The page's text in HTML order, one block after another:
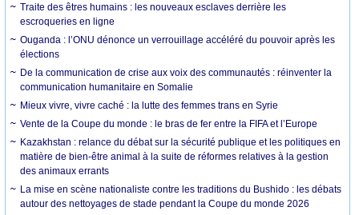
Traite des êtres humains : les nouveaux esclaves derrière les
escroqueries en ligne
Ouganda : l’ONU dénonce un verrouillage accéléré du pouvoir après les
élections
De la communication de crise aux voix des communautés : réinventer la
communication humanitaire en Somalie
Mieux vivre, vivre caché : la lutte des femmes trans en Syrie
Vente de la Coupe du monde : le bras de fer entre la FIFA et l’Europe
Kazakhstan : relance du débat sur la sécurité publique et les politiques en
matière de bien-être animal à la suite de réformes relatives à la gestion
des animaux errants
La mise en scène nationaliste contre les traditions du Bushido : les débats
autour des nettoyages de stade pendant la Coupe du monde 2026